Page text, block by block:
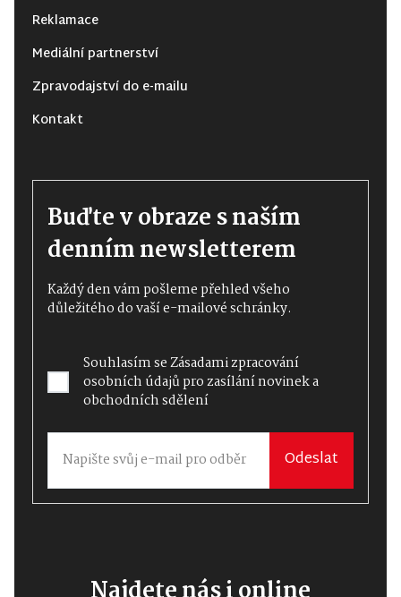
Reklamace
Mediální partnerství
Zpravodajství do e-mailu
Kontakt
Buďte v obraze s naším
denním newsletterem
Každý den vám pošleme přehled všeho
důležitého do vaší e-mailové schránky.
Souhlasím seZásadami zpracování
osobních údajůpro zasílání novinek a
obchodních sdělení
Odeslat